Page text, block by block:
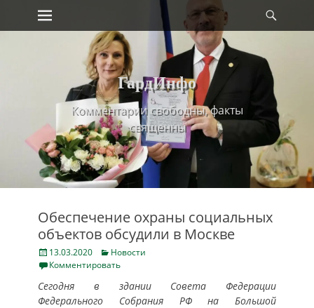
Skip
Primary Menu
ГардИнфо
Комментарии свободны, факты
священны
Обеспечение охраны социальных
объектов обсудили в Москве
Posted
on
13.03.2020 Categories
Новости
Комментировать
Сегодня в здании Совета Федерации
Федерального Собрания РФ на Большой